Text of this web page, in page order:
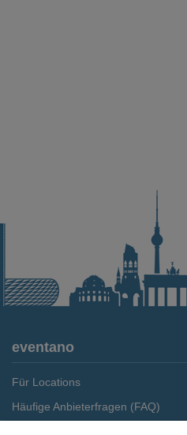
eventano
Für Locations
Häufige Anbieterfragen (FAQ)